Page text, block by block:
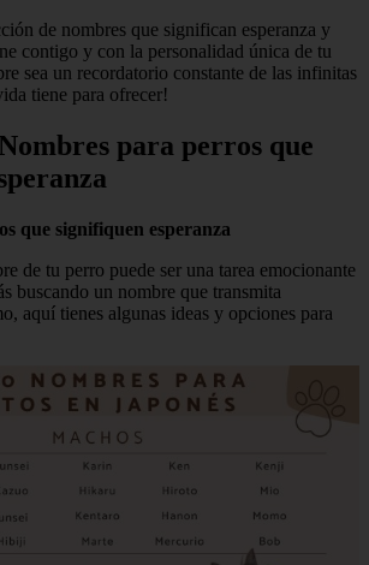
de nombres que significan esperanza y
contigo y con la personalidad única de tu
sea un recordatorio constante de las infinitas
tiene para ofrecer!
para perros que
que signifiquen esperanza
de tu perro puede ser una tarea emocionante
buscando un nombre que transmita
aquí tienes algunas ideas y opciones para